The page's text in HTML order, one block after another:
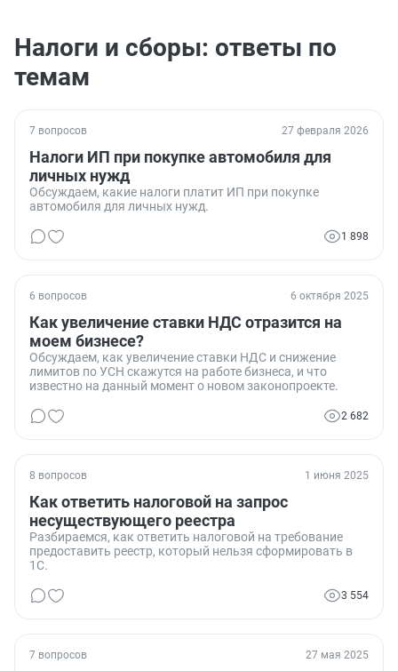
Налоги и сборы: ответы по
темам
7 вопросов 27 февраля 2026
Налоги ИП при покупке автомобиля для
личных нужд
Обсуждаем, какие налоги платит ИП при покупке
автомобиля для личных нужд.
1 898
6 вопросов 6 октября 2025
Как увеличение ставки НДС отразится на
моем бизнесе?
Обсуждаем, как увеличение ставки НДС и снижение
лимитов по УСН скажутся на работе бизнеса, и что
известно на данный момент о новом законопроекте.
2 682
8 вопросов 1 июня 2025
Как ответить налоговой на запрос
несуществующего реестра
Разбираемся, как ответить налоговой на требование
предоставить реестр, который нельзя сформировать в
1С.
3 554
7 вопросов 27 мая 2025